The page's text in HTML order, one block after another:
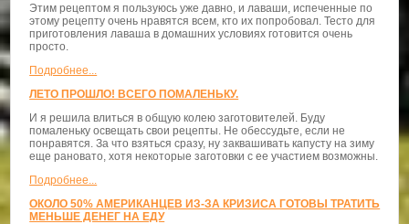
Этим рецептом я пользуюсь уже давно, и лаваши, испеченные по
этому рецепту очень нравятся всем, кто их попробовал. Тесто для
приготовления лаваша в домашних условиях готовится очень
просто.
Подробнее...
ЛЕТО ПРОШЛО! ВСЕГО ПОМАЛЕНЬКУ.
И я решила влиться в общую колею заготовителей. Буду
помаленьку освещать свои рецепты. Не обессудьте, если не
понравятся. За что взяться сразу, ну заквашивать капусту на зиму
еще рановато, хотя некоторые заготовки с ее участием возможны.
Подробнее...
ОКОЛО 50% АМЕРИКАНЦЕВ ИЗ-ЗА КРИЗИСА ГОТОВЫ ТРАТИТЬ
МЕНЬШЕ ДЕНЕГ НА ЕДУ